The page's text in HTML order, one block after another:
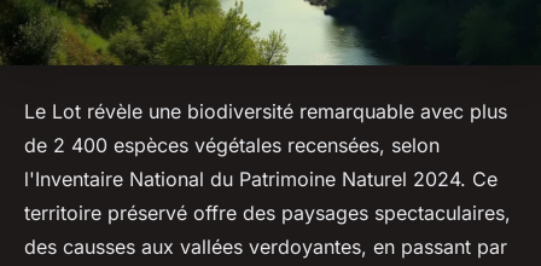
Le Lot révèle une biodiversité remarquable avec plus
de 2 400 espèces végétales recensées, selon
l'Inventaire National du Patrimoine Naturel 2024. Ce
territoire préservé offre des paysages spectaculaires,
des causses aux vallées verdoyantes, en passant par